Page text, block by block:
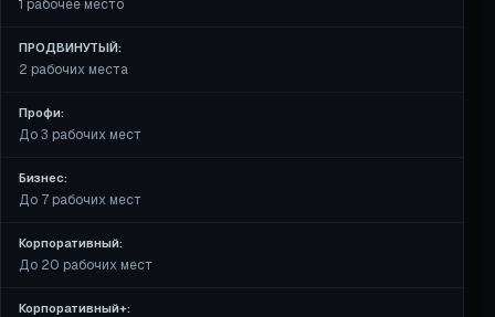
1 рабочее место
ПРОДВИНУТЫЙ:
2 рабочих места
Профи:
До 3 рабочих мест
Бизнес:
До 7 рабочих мест
Корпоративный:
До 20 рабочих мест
Корпоративный+: